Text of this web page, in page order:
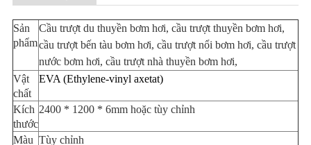
SƠ
ĐỒ
TRANG
WEB
PRIVACY
Sản
phẩm
Cầu trượt du thuyền bơm hơi, cầu trượt thuyền bơm hơi,
cầu trượt bến tàu bơm hơi, cầu trượt nổi bơm hơi, cầu trượt
nước bơm hơi, cầu trượt nhà thuyền bơm hơi,
Vật
chất
EVA (Ethylene-vinyl axetat)
Kích
thước
2400 * 1200 * 6mm hoặc tùy chỉnh
Màu Tùy chỉnh